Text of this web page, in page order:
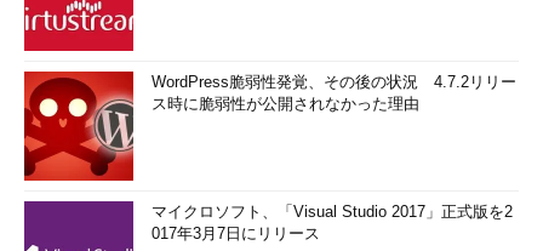
WordPress脆弱性発覚、その後の状況 4.7.2リリー
ス時に脆弱性が公開されなかった理由
マイクロソフト、「Visual Studio 2017」正式版を2
017年3月7日にリリース